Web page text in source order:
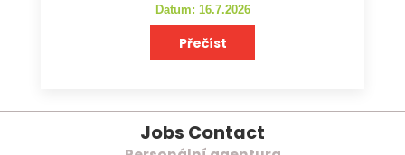
Datum: 16.7.2026
Přečíst
Jobs Contact